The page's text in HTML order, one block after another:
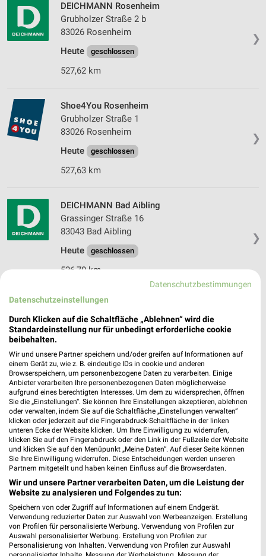
❯
DEICHMANN Rosenheim
Grubholzer Straße 2 b
83026 Rosenheim
Heute
geschlossen
527,62 km
❯
Shoe4You Rosenheim
Grubholzer Straße 1
83026 Rosenheim
Heute
geschlossen
527,63 km
❯
DEICHMANN Bad Aibling
Grassinger Straße 16
83043 Bad Aibling
Heute
geschlossen
526,70 km
DEICHMANN Taufkirchen
Landshuter Straße 45
84416 Taufkirchen
Heute
geschlossen
473,02 km
DEICHMANN Markt Schwaben
Gutenbergstraße 1
85570 Markt Schwaben
Heute geschlossen
493,75 km
DEICHMANN Bruckmühl
Kirchdorfer Straße 15a
83052 Bruckmühl
Heute geschlossen
Datenschutzbestimmungen
Datenschutzeinstellungen
Durch Klicken auf die Schaltfläche „Ablehnen“ wird die
Standardeinstellung nur für unbedingt erforderliche cookie
beibehalten.
Wir und unsere Partner speichern und/oder greifen auf Informationen auf
einem Gerät zu, wie z. B. eindeutige IDs in cookie und anderen
Browserspeichern, um personenbezogene Daten zu verarbeiten. Einige
Anbieter verarbeiten Ihre personenbezogenen Daten möglicherweise
aufgrund eines berechtigten Interesses. Um dem zu widersprechen, öffnen
Sie die „Einstellungen“. Sie können Ihre Einstellungen akzeptieren, ablehnen
oder verwalten, indem Sie auf die Schaltfläche „Einstellungen verwalten“
klicken oder jederzeit auf die Fingerabdruck-Schaltfläche in der linken
unteren Ecke der Website klicken. Um Ihre Einwilligung zu widerrufen,
klicken Sie auf den Fingerabdruck oder den Link in der Fußzeile der Website
und klicken Sie auf den Menüpunkt „Meine Daten“. Auf dieser Seite können
Sie Ihre Einwilligung widerrufen. Diese Entscheidungen werden unseren
Partnern mitgeteilt und haben keinen Einfluss auf die Browserdaten.
Wir und unsere Partner verarbeiten Daten, um die Leistung der
Website zu analysieren und Folgendes zu tun:
Speichern von oder Zugriff auf Informationen auf einem Endgerät.
Verwendung reduzierter Daten zur Auswahl von Werbeanzeigen. Erstellung
von Profilen für personalisierte Werbung. Verwendung von Profilen zur
Auswahl personalisierter Werbung. Erstellung von Profilen zur
Personalisierung von Inhalten. Verwendung von Profilen zur Auswahl